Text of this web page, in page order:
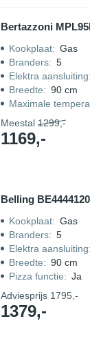
Bertazzoni
Kookplaat: Gas
Branders: 5
Elektra aansluiting:
Breedte: 90 cm
Maximale
Meestal 1299,-
1169,-
Belling
Kookplaat: Gas
Branders: 5
Elektra aansluiting:
Breedte: 90 cm
Pizza functie: Ja
Adviesprijs 1795,-
1379,-